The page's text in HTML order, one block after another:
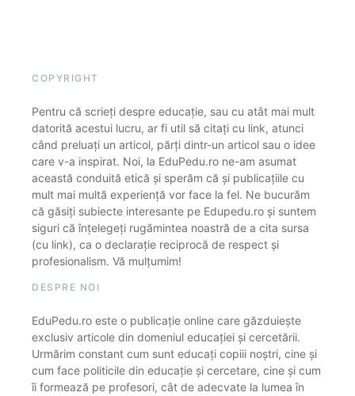
COPYRIGHT
Pentru că scrieți despre educație, sau cu atât mai mult
datorită acestui lucru, ar fi util să citați cu link, atunci
când preluați un articol, părți dintr-un articol sau o idee
care v-a inspirat. Noi, la EduPedu.ro ne-am asumat
această conduită etică și sperăm că și publicațiile cu
mult mai multă experiență vor face la fel. Ne bucurăm
că găsiți subiecte interesante pe Edupedu.ro și suntem
siguri că înțelegeți rugămintea noastră de a cita sursa
(cu link), ca o declarație reciprocă de respect și
profesionalism. Vă mulțumim!
DESPRE NOI
EduPedu.ro este o publicație online care găzduiește
exclusiv articole din domeniul educației și cercetării.
Urmărim constant cum sunt educați copiii noștri, cine și
cum face politicile din educație și cercetare, cine și cum
îi formează pe profesori, cât de adecvate la lumea în